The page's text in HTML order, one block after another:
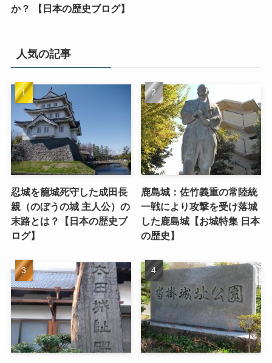
か？ 【日本の歴史ブログ】
人気の記事
忍城を籠城死守した成田長
親（のぼうの城 主人公）の
末路とは？【日本の歴史ブ
ログ】
鹿島城：佐竹義重の常陸統
一戦により攻撃を受け落城
した鹿島城【お城特集 日本
の歴史】